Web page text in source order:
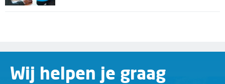
Wij helpen je graag